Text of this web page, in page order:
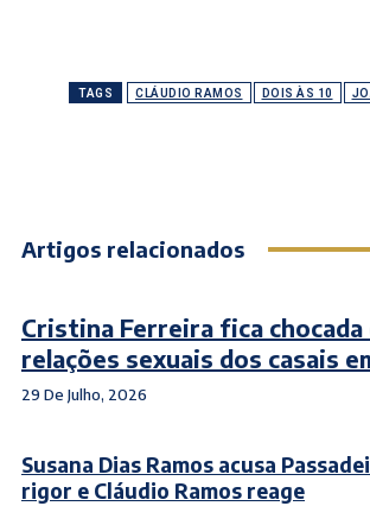
TAGS CLÁUDIO RAMOS DOIS ÀS 10
Artigos relacionados
Cristina Ferreira fica chocada
relações sexuais dos casais
29 De Julho, 2026
Susana Dias Ramos acusa
rigor e Cláudio Ramos reage